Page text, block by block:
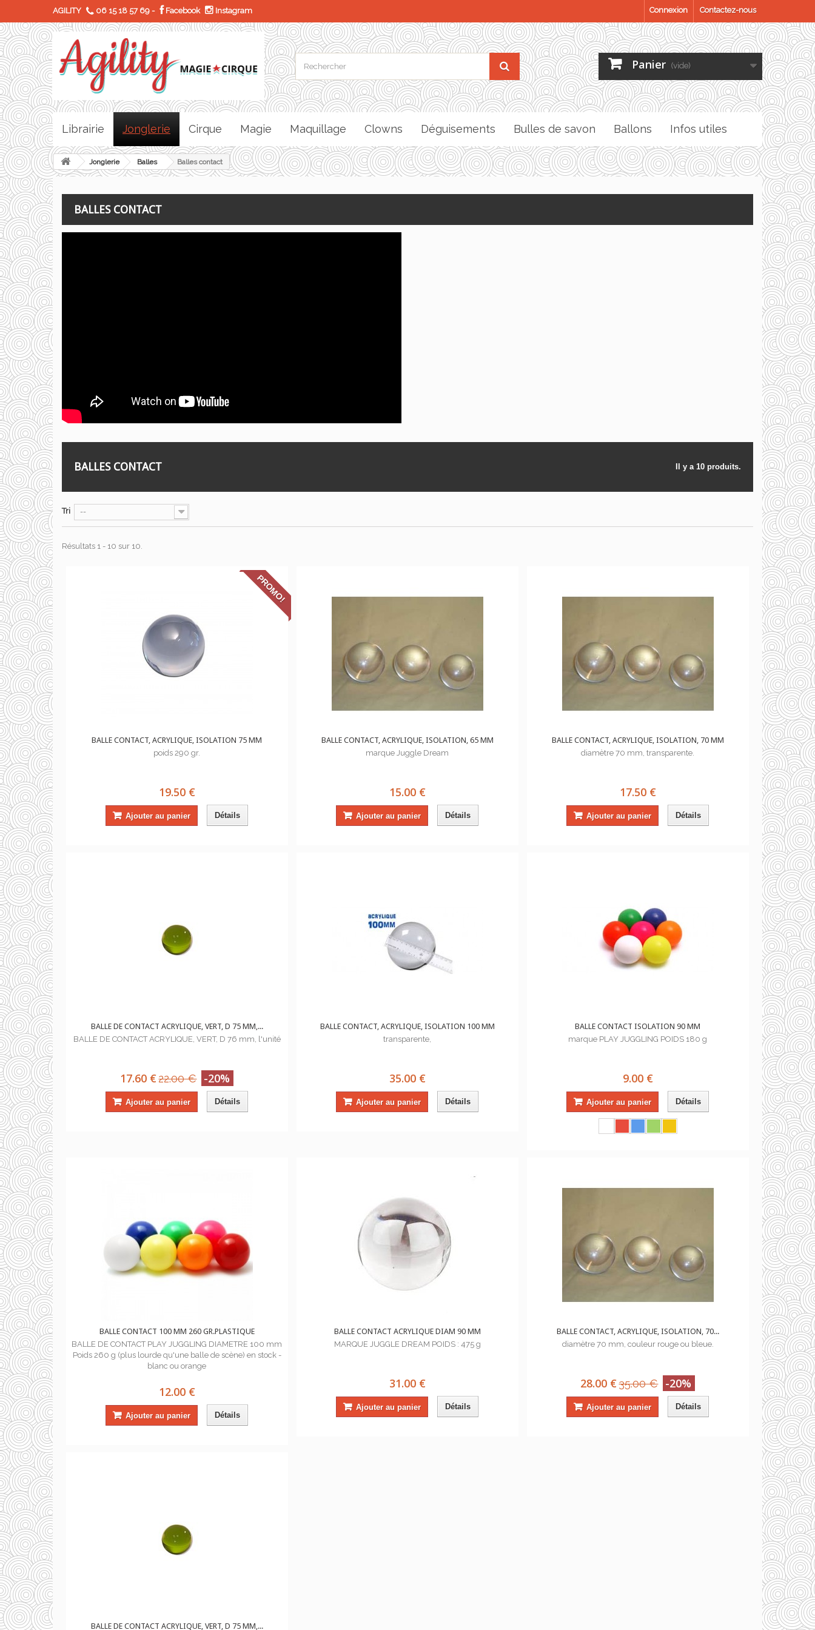
AGILITY 06 15 18 57 69 - Facebook Instagram Contactez-nous
Connexion
Panier (vide)
Librairie Jonglerie Cirque Magie Maquillage Clowns Déguisements Bulles de savon Ballons Infos utiles
Jonglerie Balles Balles contact
BALLES CONTACT
BALLES CONTACT Il y a 10 produits.
Tri --
Résultats 1 - 10 sur 10.
PROMO!
BALLE CONTACT, ACRYLIQUE, ISOLATION 75 MM
poids 290 gr.
19.50 €
Ajouter au panier Détails
BALLE CONTACT, ACRYLIQUE, ISOLATION, 65 MM
marque Juggle Dream
15.00 €
Ajouter au panier Détails
BALLE CONTACT, ACRYLIQUE, ISOLATION, 70 MM
diamètre 70 mm, transparente.
17.50 €
Ajouter au panier Détails
BALLE DE CONTACT ACRYLIQUE, VERT, D 75 MM,...
BALLE DE CONTACT ACRYLIQUE, VERT, D 76 mm, l'unité
17.60 €22.00 € -20%
Ajouter au panier Détails
BALLE CONTACT, ACRYLIQUE, ISOLATION 100 MM
transparente,
35.00 €
Ajouter au panier Détails
BALLE CONTACT ISOLATION 90 MM
marque PLAY JUGGLING POIDS 180 g
9.00 €
Ajouter au panier Détails
BALLE CONTACT 100 MM 260 GR.PLASTIQUE
BALLE DE CONTACT PLAY JUGGLING DIAMETRE 100 mm
Poids 260 g (plus lourde qu'une balle de scène) en stock -
blanc ou orange
12.00 €
Ajouter au panier Détails
BALLE CONTACT ACRYLIQUE DIAM 90 MM
MARQUE JUGGLE DREAM POIDS : 475 g
31.00 €
Ajouter au panier Détails
BALLE CONTACT, ACRYLIQUE, ISOLATION, 70...
diamètre 70 mm, couleur rouge ou bleue.
28.00 €35.00 € -20%
Ajouter au panier Détails
BALLE DE CONTACT ACRYLIQUE, VERT, D 75 MM,...